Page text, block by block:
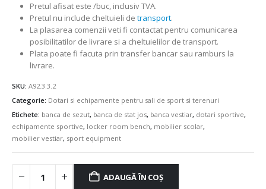
Pretul afisat este /buc, inclusiv TVA.
Pretul nu include cheltuieli de transport.
La plasarea comenzii veti fi contactat pentru comunicarea
posibilitatilor de livrare si a cheltuielilor de transport.
Plata poate fi facuta prin transfer bancar sau ramburs la
livrare.
SKU: A92.3.3.2
Categorie: Dotari si echipamente pentru sali de sport si terenuri
Etichete: banca de sezut, banca de stat jos, banca vestiar, dotari sportive,
echipamente sportive, locker room bench, mobilier scolar,
mobilier vestiar, sport equipment
ADAUGĂ ÎN COȘ